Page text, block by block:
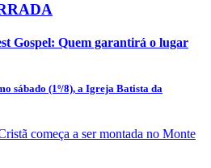
Gospel: Quem garantirá o lugar
sábado (1º/8), a Igreja Batista da